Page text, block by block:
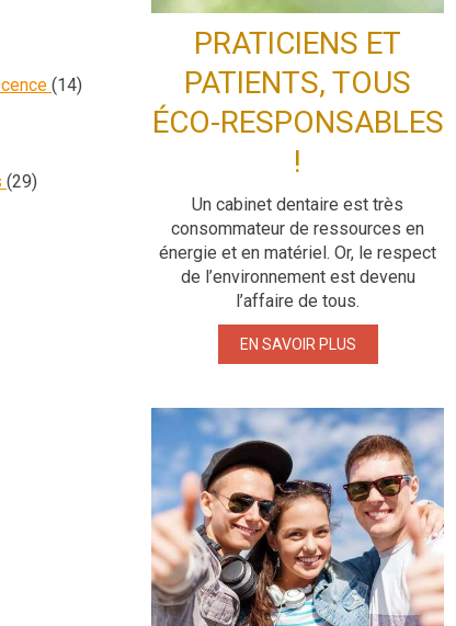
PRATICIENS ET
PATIENTS, TOUS
ÉCO-RESPONSABLES
!
Un cabinet dentaire est très
consommateur de ressources en
énergie et en matériel. Or, le respect
de l’environnement est devenu
l’affaire de tous.
EN SAVOIR PLUS
Count
Count
(14)Articles Count
(29)Articles Count
Count